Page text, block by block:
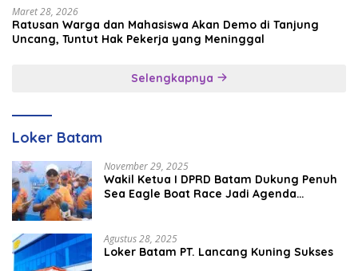
Maret 28, 2026
Ratusan Warga dan Mahasiswa Akan Demo di Tanjung
Uncang, Tuntut Hak Pekerja yang Meninggal
Selengkapnya
Loker Batam
November 29, 2025
Wakil Ketua I DPRD Batam Dukung Penuh
Sea Eagle Boat Race Jadi Agenda
Agustus 28, 2025
Loker Batam PT. Lancang Kuning Sukses